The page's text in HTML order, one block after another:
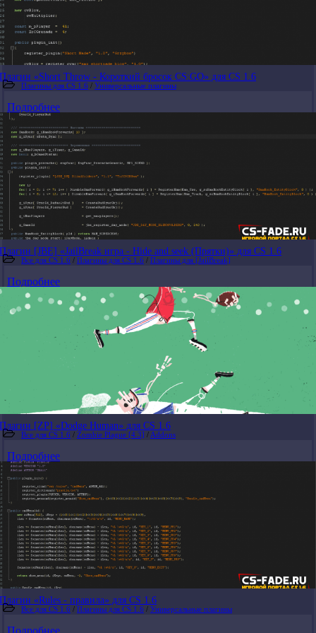
Плагин «Short Throw - Короткий бросок CS:GO» для CS 1.6
Плагины для CS 1.6 / Универсальные плагины
Подробнее
Плагин [JBE] «JailBreak игра - Hide and seek (Прятки)» для CS 1.6
Все для CS 1.6 / Плагины для CS 1.6 / Плагины для [JailBreak]
Подробнее
Плагин [ZP] «Dodge Human» для CS 1.6
Все для CS 1.6 / Zombie Plague [4.3] / Addons
Подробнее
Плагин «Rules - правила» для CS 1.6
Все для CS 1.6 / Плагины для CS 1.6 / Универсальные плагины
Подробнее